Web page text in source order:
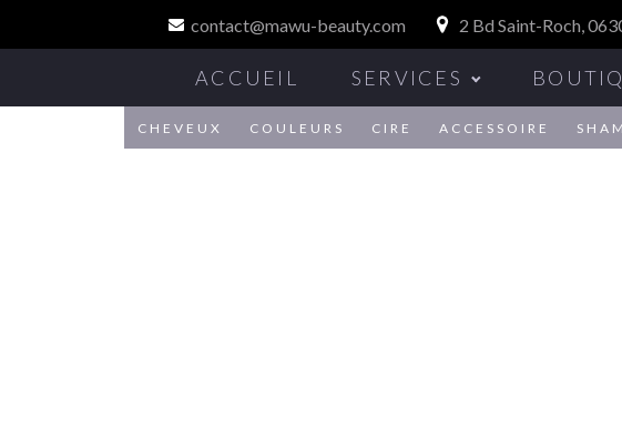
contact@mawu-beauty.com 2 Bd Saint-Roch,
ACCUEIL SERVICES
CHEVEUX COULEURS CIRE ACCESSOIRE